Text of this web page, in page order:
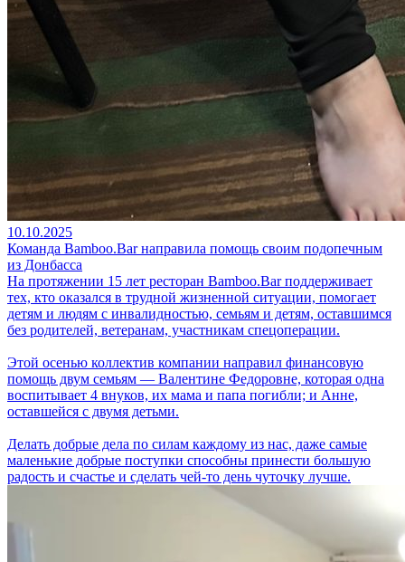
10.10.2025
Команда Bamboo.Bar направила помощь своим подопечным
из Донбасса
На протяжении 15 лет ресторан Bamboo.Bar поддерживает
тех, кто оказался в трудной жизненной ситуации, помогает
детям и людям с инвалидностью, семьям и детям, оставшимся
без родителей, ветеранам, участникам спецоперации.
Этой осенью коллектив компании направил финансовую
помощь двум семьям — Валентине Федоровне, которая одна
воспитывает 4 внуков, их мама и папа погибли; и Анне,
оставшейся с двумя детьми.
Делать добрые дела по силам каждому из нас, даже самые
маленькие добрые поступки способны принести большую
радость и счастье и сделать чей-то день чуточку лучше.